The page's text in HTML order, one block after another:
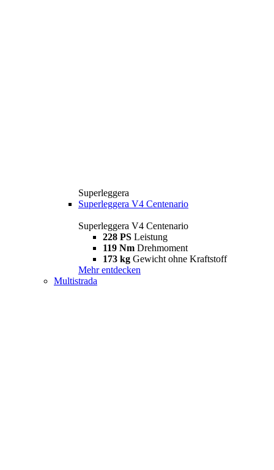
Superleggera
Superleggera V4 Centenario
Superleggera V4 Centenario
228 PS Leistung
119 Nm Drehmoment
173 kg Gewicht ohne Kraftstoff
Mehr entdecken
Multistrada